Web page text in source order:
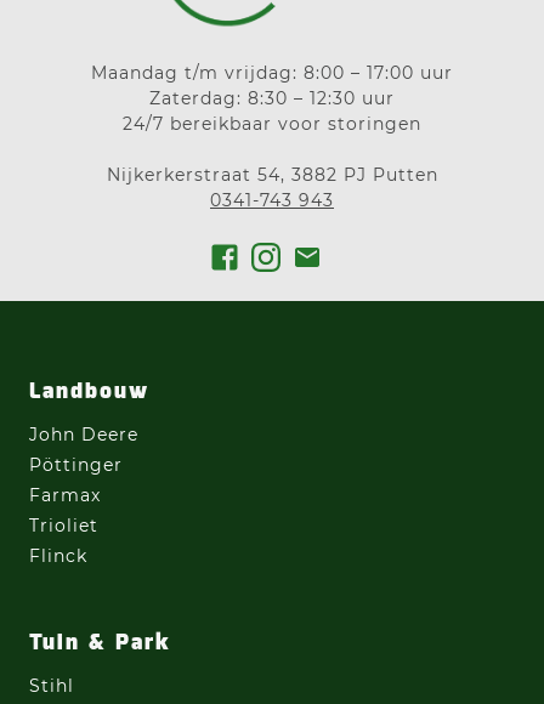
Maandag t/m vrijdag: 8:00 – 17:00 uur
Zaterdag: 8:30 – 12:30 uur
24/7 bereikbaar voor storingen
Nijkerkerstraat 54, 3882 PJ Putten
0341-743 943
Landbouw
John Deere
Pöttinger
Farmax
Trioliet
Flinck
Tuin & Park
Stihl